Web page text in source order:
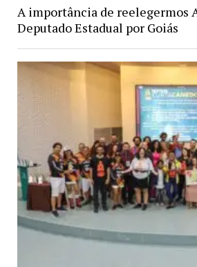
A importância de reelegermos
Deputado Estadual por Goiás